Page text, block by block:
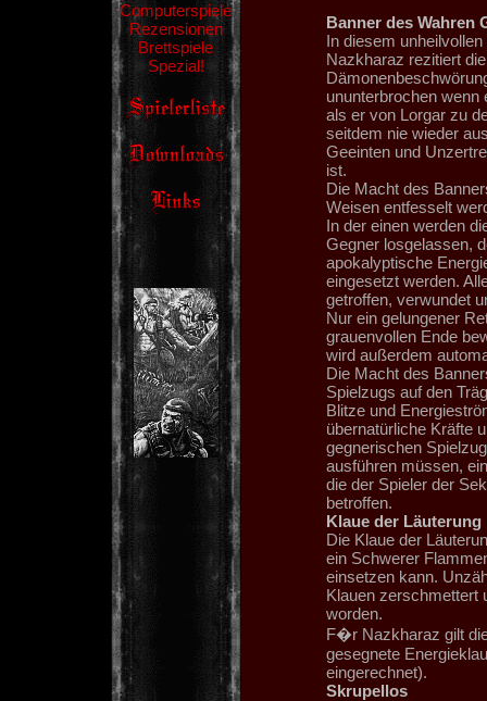
Computerspiele
Rezensionen
Brettspiele
Spezial!
Banner des Wahren
In diesem
Nazkharaz rezitiert
ununterbrochen wenn
als er von Lorgar zu
seitdem nie wieder
Geeinten und
ist.
Die Macht des
Weisen entfesselt
In der einen werden
Gegner losgelassen,
apokalyptische
eingesetzt werden.
getroffen, verwundet
Nur ein gelungener
grauenvollen Ende
wird außerdem
Die Macht des
Spielzugs auf den
Blitze und
übernatürliche Kräfte
gegnerischen
ausführen müssen,
die der Spieler der
betroffen.
Klaue der Läuterung
Die Klaue der
ein Schwerer
einsetzen kann.
Klauen zerschmettert
worden.
F�r Nazkharaz gilt
gesegnete
eingerechnet).
Skrupellos